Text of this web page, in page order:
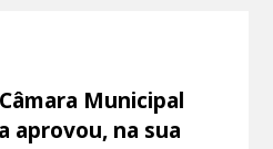
Municipal
aprovou, na sua